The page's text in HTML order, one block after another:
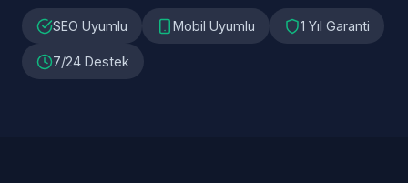
SEO Uyumlu Mobil Uyumlu 1 Yıl Garanti
7/24 Destek